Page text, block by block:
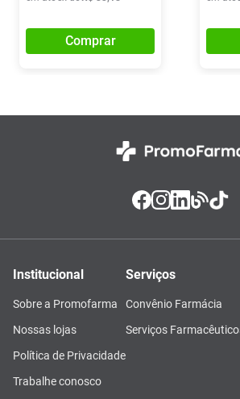
Comprar
Institucional
Sobre a Promofarma
Nossas lojas
Política de Privacidade
Trabalhe conosco
Serviços
Convênio Farmácia
Serviços